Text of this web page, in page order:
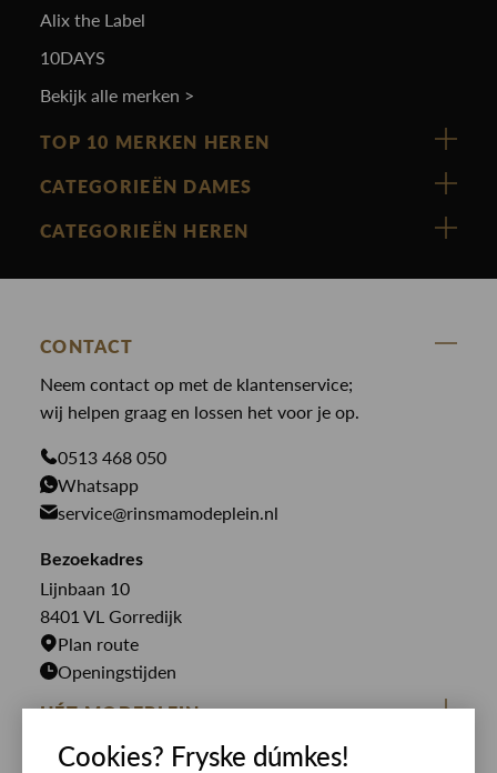
Alix the Label
10DAYS
Bekijk alle merken >
TOP 10 MERKEN HEREN
Vanguard
Cast Iron
Paul en Shark
Genti
PME Legend
Butcher of Blue
Bekijk alle merken >
CATEGORIEËN DAMES
Nieuw binnen
Blouses
Broeken
Gilets
Jassen
Jeans
Jurken
Rokken
CATEGORIEËN HEREN
Broeken
Colberts
Giftcards
Jassen
Overhemden
T-shirts
CONTACT
Neem contact op met de klantenservice;
wij helpen graag en lossen het voor je op.
0513 468 050
Whatsapp
service@rinsmamodeplein.nl
Bezoekadres
Lijnbaan 10
8401 VL Gorredijk
Plan route
Openingstijden
HÉT MODEPLEIN
ZIJ VAN RINSMA
CUSTOMER CARE
Cookies? Fryske dúmkes!